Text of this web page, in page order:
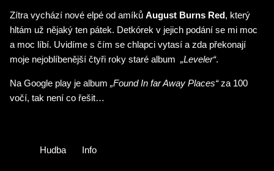
Zítra vychází nové elpé od amíků August Burns Red, který
hltám už nějaký ten pátek. Detkórek v jejich podání se mi moc
a moc líbí. Uvidíme s čím se chlapci vytasí a zda překonají
moje nejoblíbenější čtyři roky staré album „Leveler“.
Na Google play je album „Found In far Away Places“za 100
vočí, tak není co řešit…
Hudba Info